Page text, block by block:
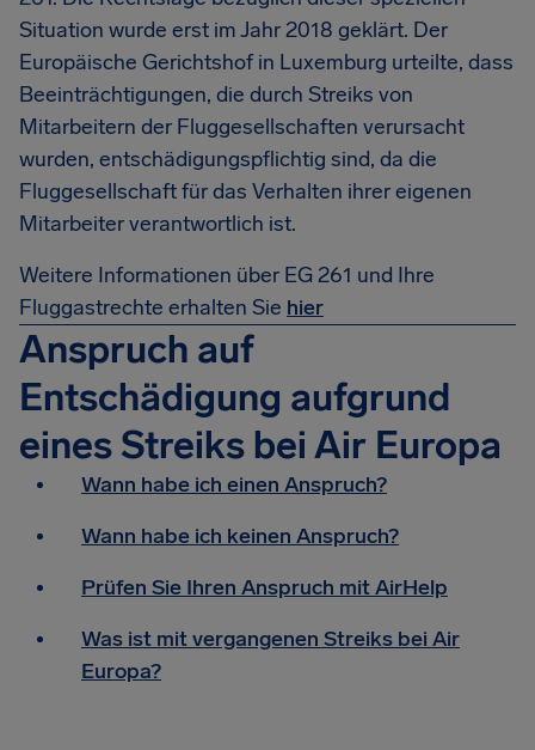
Situation wurde erst im Jahr 2018 geklärt. Der
Europäische Gerichtshof in Luxemburg urteilte, dass
Beeinträchtigungen, die durch Streiks von
Mitarbeitern der Fluggesellschaften verursacht
wurden, entschädigungspflichtig sind, da die
Fluggesellschaft für das Verhalten ihrer eigenen
Mitarbeiter verantwortlich ist.
Weitere Informationen über EG 261 und Ihre
Fluggastrechte erhalten Sie hier
Anspruch auf
Entschädigung aufgrund
eines Streiks bei Air Europa
Wann habe ich einen Anspruch?
Wann habe ich keinen Anspruch?
Prüfen Sie Ihren Anspruch mit AirHelp
Was ist mit vergangenen Streiks bei Air
Europa?